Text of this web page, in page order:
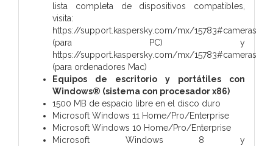
lista completa de dispositivos compatibles,
visita:
https://support.kaspersky.com/mx/15783#cameras
(para PC) y
https://support.kaspersky.com/mx/15783#cameras
(para ordenadores Mac)
Equipos de escritorio y portátiles con
Windows® (sistema con procesador x86)
1500 MB de espacio libre en el disco duro
Microsoft Windows 11 Home/Pro/Enterprise
Microsoft Windows 10 Home/Pro/Enterprise
Microsoft Windows 8 y